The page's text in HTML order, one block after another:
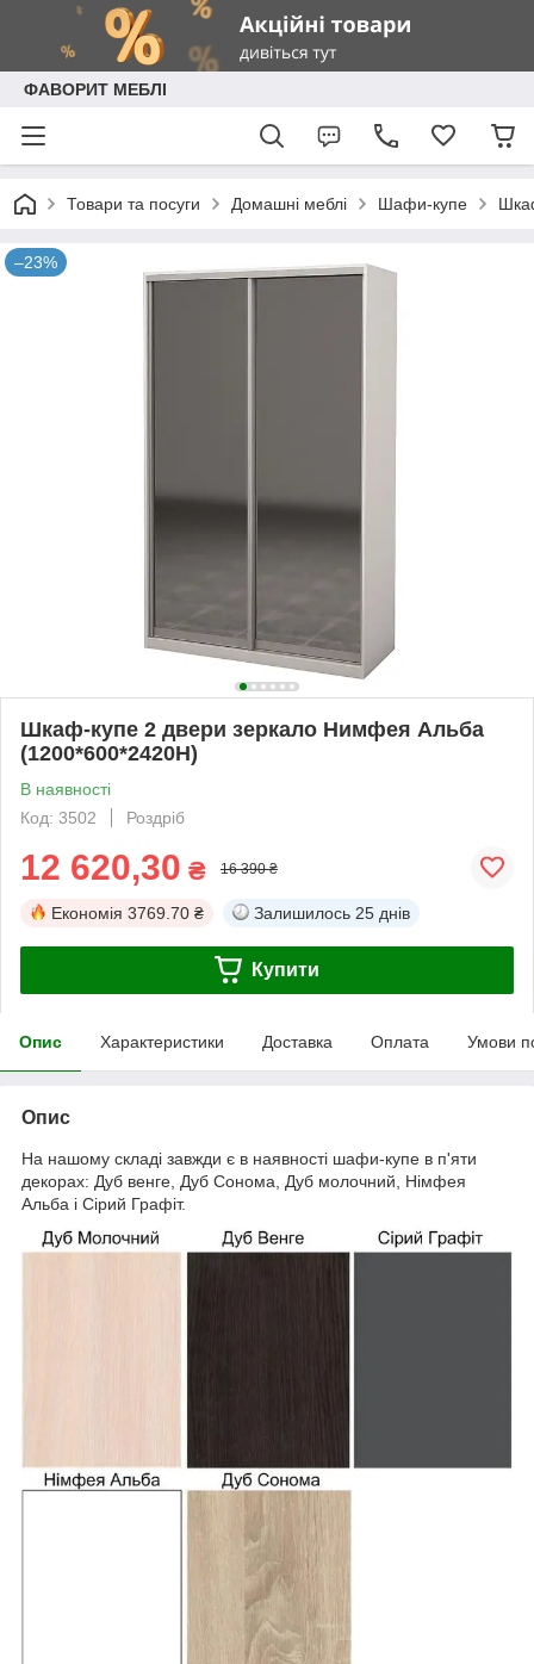
ФАВОРИТ МЕБЛІ
Товари та посуги Домашні меблі Шафи-купе
–23%
Шкаф-купе 2 двери зеркало Нимфея Альба
(1200*600*2420Н)
В наявності
Код: 3502
Роздріб
12 620,30 ₴ 16 390 ₴
Економія 3769.70 ₴ Залишилось 25 днів
Купити
Опис Характеристики Доставка Оплата Умови
Опис
На нашому складі завжди є в наявності шафи-купе в п'яти
декорах: Дуб венге, Дуб Сонома, Дуб молочний, Німфея
Альба і Сірий Графіт.